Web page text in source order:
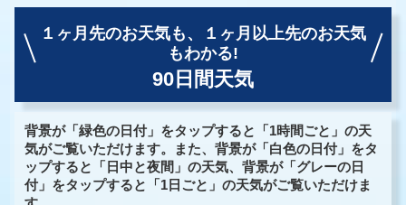
１ヶ月先のお天気も、
１ヶ月以上先のお天気
もわかる!
90日間天気
背景が「緑色の日付」をタップすると「1時間ごと」の天
気がご覧いただけます。また、背景が「白色の日付」をタ
ップすると「日中と夜間」の天気、背景が「グレーの日
付」をタップすると「1日ごと」の天気がご覧いただけま